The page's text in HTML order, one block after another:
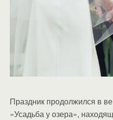
Праздник продолжился в
«Усадьба у озера»,